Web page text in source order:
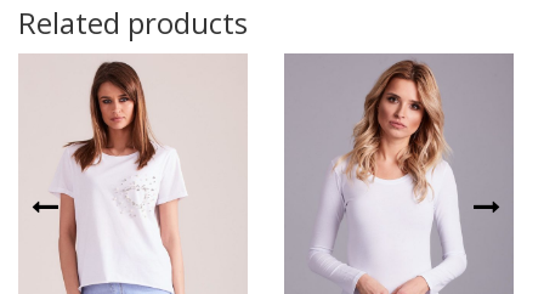
Related products